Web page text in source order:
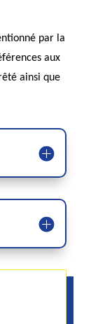
par la
aux
ainsi que